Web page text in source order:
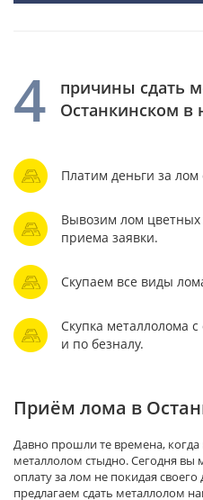
4
причины сдать
Останкинском в
Платим деньги за лом
Вывозим лом
приема заявки.
Скупаем все виды
Скупка металлолома
и по безналу.
Приём лома в
Давно прошли те времена, когда
металлолом стыдно. Сегодня вы
оплату за лом не покидая
предлагаем сдать металлолом